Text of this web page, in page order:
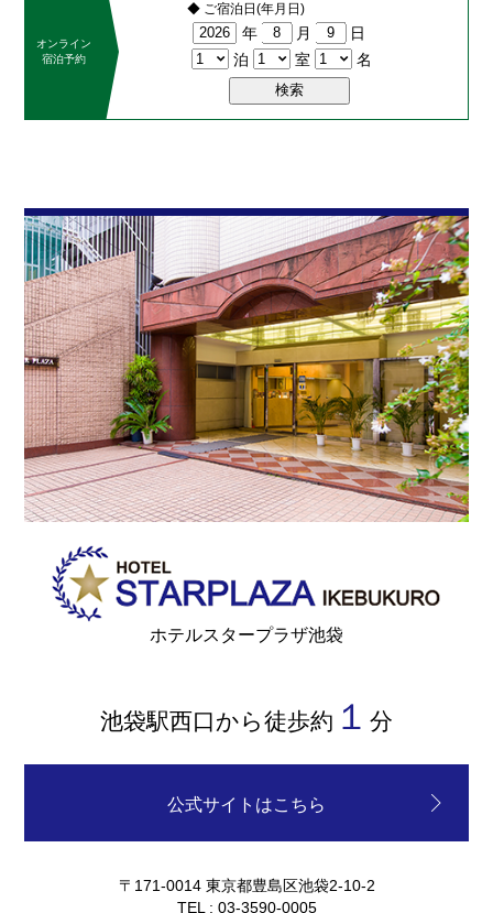
オンライン
宿泊予約
◆ ご宿泊日(年月日)
年 月
日
泊
室 名
ホテルスタープラザ池袋
池袋駅西口から徒歩約 １ 分
公式サイトはこちら
〒171-0014 東京都豊島区池袋2-10-2
TEL : 03-3590-0005